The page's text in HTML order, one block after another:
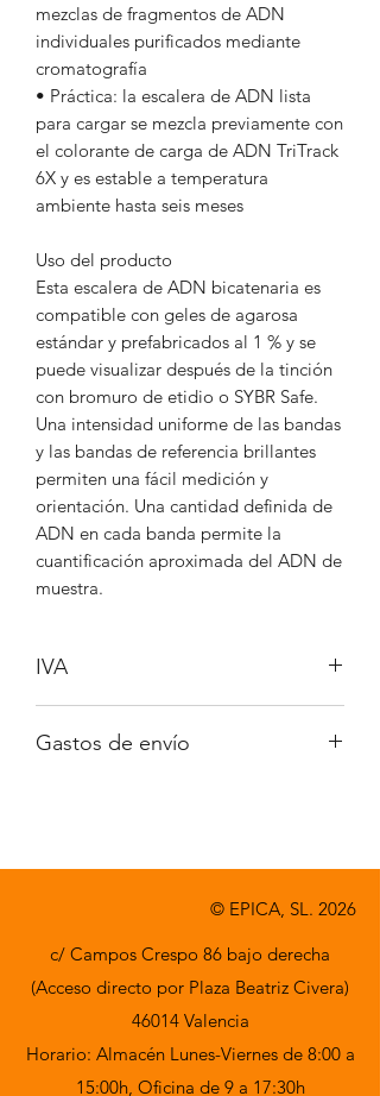
mezclas de fragmentos de ADN
individuales purificados mediante
cromatografía
• Práctica: la escalera de ADN lista
para cargar se mezcla previamente con
el colorante de carga de ADN TriTrack
6X y es estable a temperatura
ambiente hasta seis meses
Uso del producto
Esta escalera de ADN bicatenaria es
compatible con geles de agarosa
estándar y prefabricados al 1 % y se
puede visualizar después de la tinción
con bromuro de etidio o SYBR Safe.
Una intensidad uniforme de las bandas
y las bandas de referencia brillantes
permiten una fácil medición y
orientación. Una cantidad definida de
ADN en cada banda permite la
cuantificación aproximada del ADN de
muestra.
IVA
Gastos de envío
© EPICA, SL. 2026
c/ Campos Crespo 86 bajo derecha
(Acceso directo por Plaza Beatriz Civera)
46014 Valencia
Horario: Almacén Lunes-Viernes de 8:00 a
15:00h, Oficina de 9 a 17:30h